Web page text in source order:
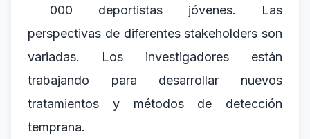
000 deportistas jóvenes. Las
perspectivas de diferentes stakeholders son
variadas. Los investigadores están
trabajando para desarrollar nuevos
tratamientos y métodos de detección
temprana.